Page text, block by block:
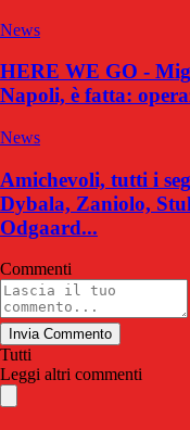
News
HERE WE GO -
Napoli, è fatta:
News
Amichevoli, tutti i
Dybala, Zaniolo,
Odgaard...
Commenti
Invia Commento
Tutti
Leggi altri commenti